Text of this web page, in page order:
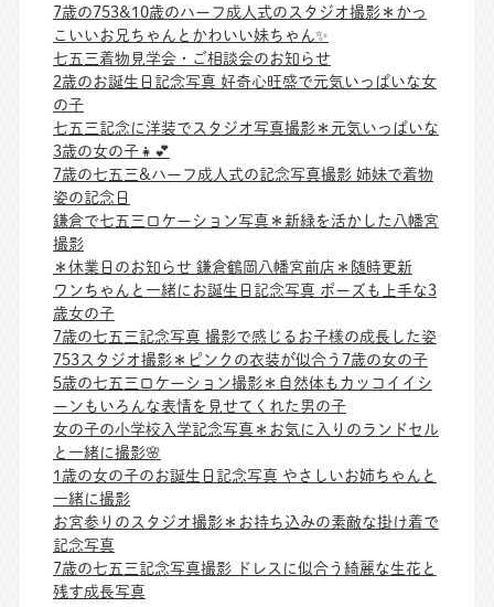
7歳の753&10歳のハーフ成人式のスタジオ撮影＊かっ
こいいお兄ちゃんとかわいい妹ちゃん✨
七五三着物見学会・ご相談会のお知らせ
2歳のお誕生日記念写真 好奇心旺盛で元気いっぱいな女
の子
七五三記念に洋装でスタジオ写真撮影＊元気いっぱいな
3歳の女の子👧💕
7歳の七五三&ハーフ成人式の記念写真撮影 姉妹で着物
姿の記念日
鎌倉で七五三ロケーション写真＊新緑を活かした八幡宮
撮影
＊休業日のお知らせ 鎌倉鶴岡八幡宮前店＊随時更新
ワンちゃんと一緒にお誕生日記念写真 ポーズも上手な3
歳女の子
7歳の七五三記念写真 撮影で感じるお子様の成長した姿
753スタジオ撮影＊ピンクの衣装が似合う7歳の女の子
5歳の七五三ロケーション撮影＊自然体もカッコイイシ
ーンもいろんな表情を見せてくれた男の子
女の子の小学校入学記念写真＊お気に入りのランドセル
と一緒に撮影🌸
1歳の女の子のお誕生日記念写真 やさしいお姉ちゃんと
一緒に撮影
お宮参りのスタジオ撮影＊お持ち込みの素敵な掛け着で
記念写真
7歳の七五三記念写真撮影 ドレスに似合う綺麗な生花と
残す成長写真